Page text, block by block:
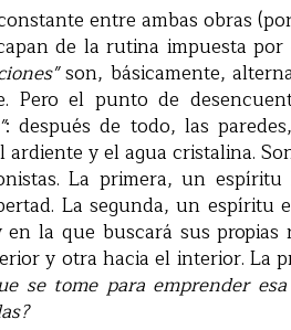
entre ambas obras
de la rutina impuesta
son, básicamente,
Pero el punto de
: después de todo, las
ardiente y el agua cristalina.
La primera, un
La segunda, un espíritu
en la que buscará sus
y otra hacia el interior. La
se tome para emprender